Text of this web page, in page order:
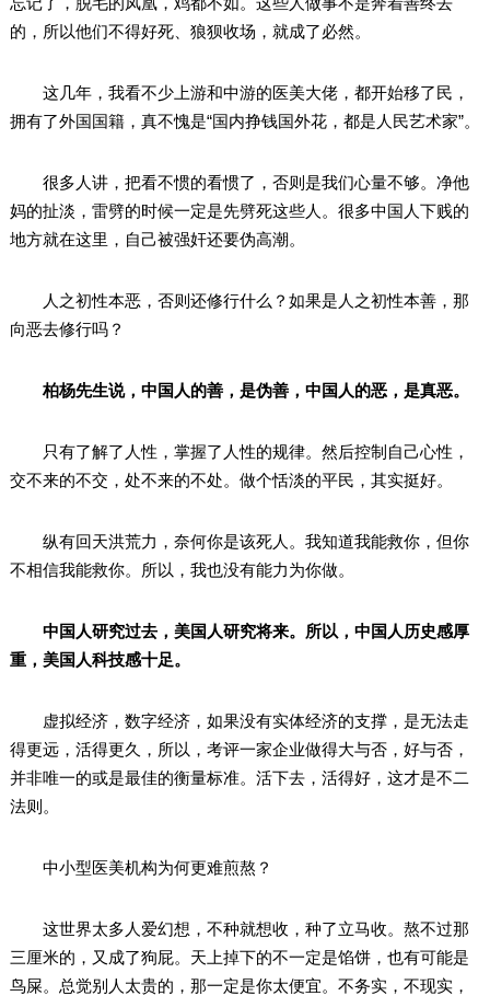
的，所以他们不得好死、狼狈收场，就成了必然。
这几年，我看不少上游和中游的医美大佬，都开始移了民，
拥有了外国国籍，真不愧是“国内挣钱国外花，都是人民艺术家”。
很多人讲，把看不惯的看惯了，否则是我们心量不够。净他
妈的扯淡，雷劈的时候一定是先劈死这些人。很多中国人下贱的
地方就在这里，自己被强奸还要伪高潮。
人之初性本恶，否则还修行什么？如果是人之初性本善，那
向恶去修行吗？
柏杨先生说，中国人的善，是伪善，中国人的恶，是真恶。
只有了解了人性，掌握了人性的规律。然后控制自己心性，
交不来的不交，处不来的不处。做个恬淡的平民，其实挺好。
纵有回天洪荒力，奈何你是该死人。我知道我能救你，但你
不相信我能救你。所以，我也没有能力为你做。
中国人研究过去，美国人研究将来。所以，中国人历史感厚
重，美国人科技感十足。
虚拟经济，数字经济，如果没有实体经济的支撑，是无法走
得更远，活得更久，所以，考评一家企业做得大与否，好与否，
并非唯一的或是最佳的衡量标准。活下去，活得好，这才是不二
法则。
中小型医美机构为何更难煎熬？
这世界太多人爱幻想，不种就想收，种了立马收。熬不过那
三厘米的，又成了狗屁。天上掉下的不一定是馅饼，也有可能是
鸟屎。总觉别人太贵的，那一定是你太便宜。不务实，不现实，